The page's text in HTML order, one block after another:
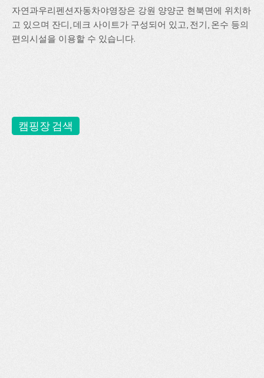
자연과우리펜션자동차야영장은 강원 양양군 현북면에 위치하
고 있으며 잔디, 데크 사이트가 구성되어 있고, 전기, 온수 등의
편의시설을 이용할 수 있습니다.
캠핑장 검색